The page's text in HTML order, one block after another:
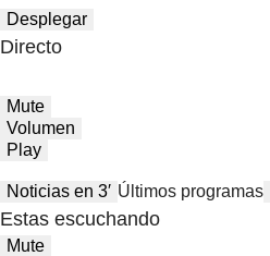
Desplegar
Directo
Mute
Volumen
Play
Noticias en 3′ Últimos programas
Estas escuchando
Mute